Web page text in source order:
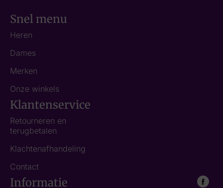
Snel menu
Heren
Dames
Merken
Onze winkels
Klantenservice
Retourneren en
terugbetalen
Klachtenafhandeling
Contact
Informatie